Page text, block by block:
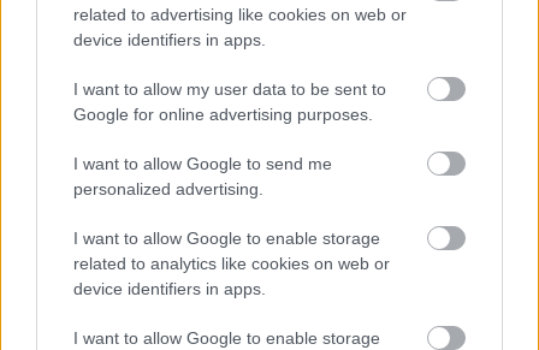
related to advertising like cookies on web or
device identifiers in apps.
I want to allow my user data to be sent to
Google for online advertising purposes.
I want to allow Google to send me
personalized advertising.
I want to allow Google to enable storage
related to analytics like cookies on web or
device identifiers in apps.
I want to allow Google to enable storage
FORMA-1
Max Verstappen érzelmes példával
FORMA-1
Adrian Newey tiszta vizet öntött a
FORMA-1